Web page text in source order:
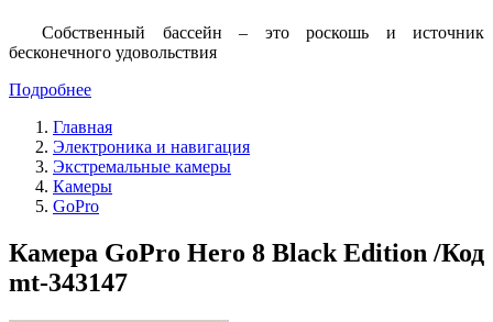
Собственный бассейн – это роскошь и источник
бесконечного удовольствия
Подробнее
Главная
Электроника и навигация
Экстремальные камеры
Камеры
GoPro
Камера GoPro Hero 8 Black Edition /Код
mt-343147